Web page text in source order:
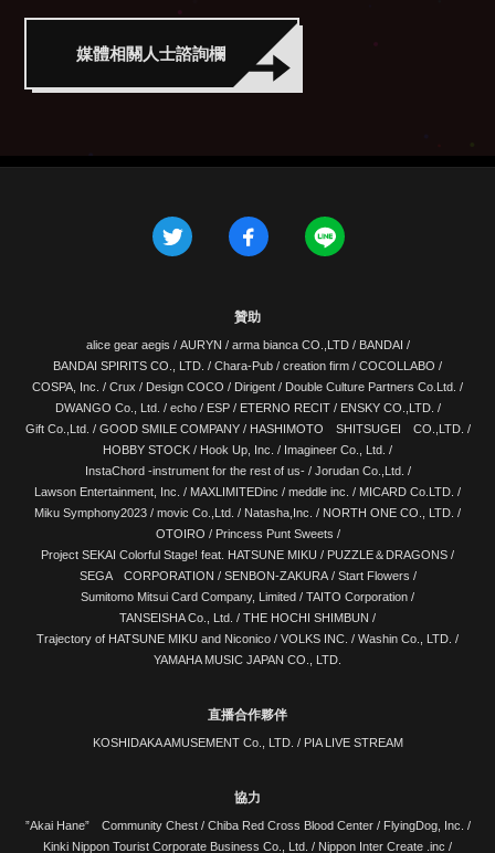
媒體相關人士諮詢欄
贊助
alice gear aegis / AURYN / arma bianca CO.,LTD/ BANDAI /
BANDAI SPIRITS CO., LTD. / Chara-Pub / creation firm / COCOLLABO /
COSPA, Inc. / Crux / Design COCO / Dirigent / Double Culture Partners Co.Ltd. /
DWANGO Co., Ltd. / echo/ ESP/ ETERNO RECIT/ ENSKY CO.,LTD. /
Gift Co.,Ltd. / GOOD SMILE COMPANY/ HASHIMOTO SHITSUGEI CO.,LTD. /
HOBBY STOCK / Hook Up, Inc. / Imagineer Co., Ltd. /
InstaChord -instrument for the rest of us-/ Jorudan Co.,Ltd. /
Lawson Entertainment, Inc. / MAXLIMITEDinc / meddle inc. / MICARD Co.LTD. /
Miku Symphony2023 / movic Co.,Ltd. / Natasha,Inc. / NORTH ONE CO., LTD. /
OTOIRO / Princess Punt Sweets /
Project SEKAI Colorful Stage! feat. HATSUNE MIKU / PUZZLE＆DRAGONS /
SEGA CORPORATION / SENBON-ZAKURA/ Start Flowers /
Sumitomo Mitsui Card Company, Limited / TAITO Corporation /
TANSEISHA Co., Ltd. / THE HOCHI SHIMBUN /
Trajectory of HATSUNE MIKU and Niconico / VOLKS INC. / Washin Co., LTD. /
YAMAHA MUSIC JAPAN CO., LTD.
直播合作夥伴
KOSHIDAKA AMUSEMENT Co., LTD. / PIA LIVE STREAM
協力
”Akai Hane” Community Chest / Chiba Red Cross Blood Center/ FlyingDog, Inc. /
Kinki Nippon Tourist Corporate Business Co., Ltd. / Nippon Inter Create .inc /